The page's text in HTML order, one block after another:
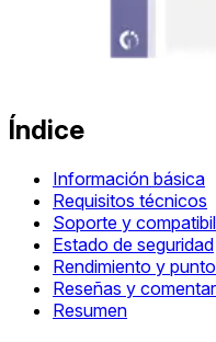
Índice
Información básica
Requisitos técnicos
Soporte y
Estado de seguridad
Rendimiento y
Reseñas y
Resumen